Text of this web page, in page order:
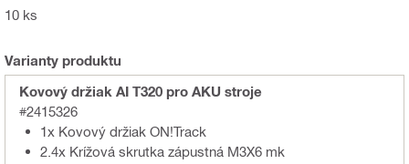
10 ks
Varianty produktu
Kovový držiak AI T320 pro AKU stroje
#2415326
1x Kovový držiak ON!Track
2.4x Krížová skrutka zápustná M3X6 mk